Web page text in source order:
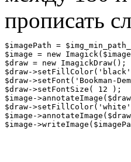
прописать
$imagePath =
$image = new
$draw = new ImagickDraw();
$draw-
$draw->setFont('Bookman-
$draw->setFontSize( 12 );
$image-
$draw-
$image-
$image-